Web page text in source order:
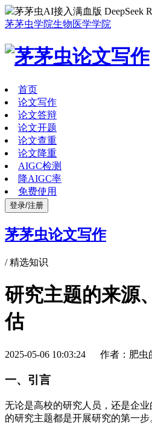
茅茅虫AI接入满血版 DeepSeek
茅茅虫学院生物医学学院
首页
论文写作
论文答辩
论文开题
论文查重
论文降重
AIGC检测
降AIGC率
免费使用
登录/注册
茅茅虫论文写作
/精选知识
研究主题的来源
估
2025-05-06 10:03:24 作者：肥虫
一、引言
无论是高校的研究人员，还是企
的研究主题都是开展研究的第一